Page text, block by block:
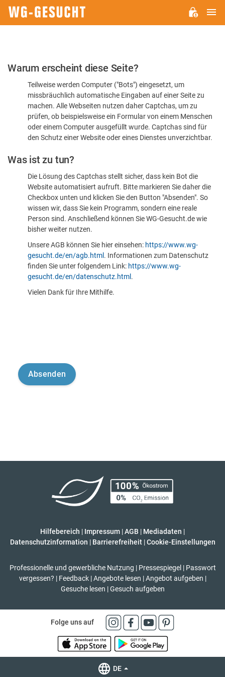
Bitte
dass
sind
Warum erscheint diese Seite?
Teilweise werden Computer ("Bots") eingesetzt, um
missbräuchlich automatische Eingaben auf einer Seite zu
machen. Alle Webseiten nutzen daher Captchas, um zu
prüfen, ob beispielsweise ein Formular von einem Menschen
oder einem Computer ausgefüllt wurde. Captchas sind für
den Schutz einer Website oder eines Dienstes unverzichtbar.
Was ist zu tun?
Die Lösung des Captchas stellt sicher, dass kein Bot die
Website automatisiert aufruft. Bitte markieren Sie daher die
Checkbox unten und klicken Sie den Button "Absenden". So
wissen wir, dass Sie kein Programm, sondern eine reale
Person sind. Anschließend können Sie WG-Gesucht.de wie
bisher weiter nutzen.
Unsere AGB können Sie hier einsehen: https://www.wg-
gesucht.de/en/agb.html . Informationen zum Datenschutz
finden Sie unter folgendem Link: https://www.wg-
gesucht.de/en/datenschutz.html .
Vielen Dank für Ihre Mithilfe.
Hilfebereich | Impressum |AGB | Mediadaten |
Datenschutzinformation | Barrierefreiheit | Cookie-Einstellungen
Professionelle und gewerbliche Nutzung | Pressespiegel | Passwort
vergessen? | Feedback | Angebote lesen | Angebot aufgeben |
Gesuche lesen | Gesuch aufgeben
Folge uns auf
DE